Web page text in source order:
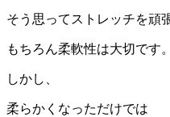
そう思ってストレッチを頑
もちろん柔軟性は大切です。
しかし、
柔らかくなっただけでは